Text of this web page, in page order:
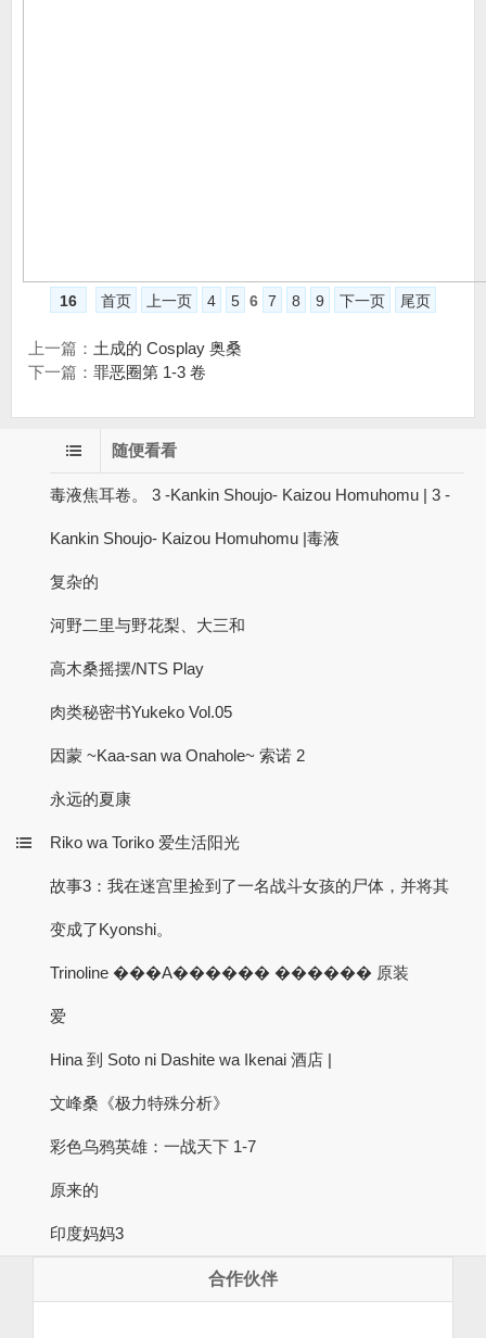
16 首页 上一页 4 5 6 7 8 9 下一页 尾页
上一篇： 土成的 Cosplay 奥桑
下一篇： 罪恶圈第 1-3 卷
随便看看
毒液焦耳卷。 3 -Kankin Shoujo- Kaizou Homuhomu | 3 -
Kankin Shoujo- Kaizou Homuhomu |毒液
复杂的
河野二里与野花梨、大三和
高木桑摇摆/NTS Play
肉类秘密书Yukeko Vol.05
因蒙 ~Kaa-san wa Onahole~ 索诺 2
永远的夏康
Riko wa Toriko 爱生活阳光
故事3：我在迷宫里捡到了一名战斗女孩的尸体，并将其
变成了Kyonshi。
Trinoline ���A������ ������ 原装
爱
Hina 到 Soto ni Dashite wa Ikenai 酒店 |
文峰桑《极力特殊分析》
彩色乌鸦英雄：一战天下 1-7
原来的
印度妈妈3
合作伙伴